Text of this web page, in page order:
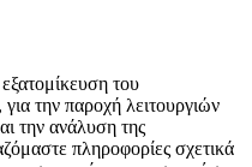
του
την παροχή λειτουργιών
την ανάλυση της
πληροφορίες σχετικά